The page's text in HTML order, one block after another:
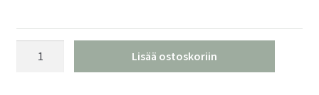
Lisää ostoskoriin